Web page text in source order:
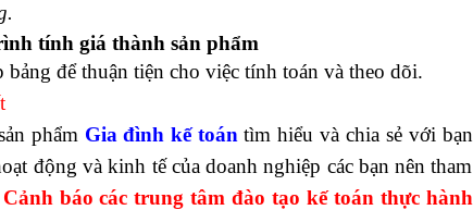
tính giá thành sản phẩm
để thuận tiện cho việc tính toán và theo dõi.
phẩm Gia đình kế toán tìm hiểu và chia sẻ với bạn
động và kinh tế của doanh nghiệp các bạn nên tham
Cảnh báo các trung tâm đào tạo kế toán thực hành